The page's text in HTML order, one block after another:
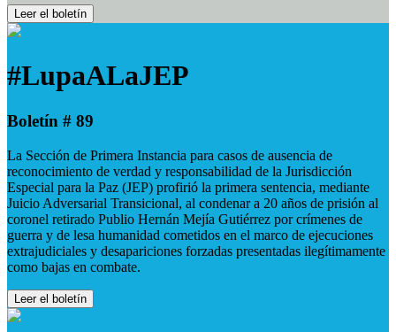
Leer el boletín
#LupaALaJEP
Boletín # 89
La Sección de Primera Instancia para casos de ausencia de
reconocimiento de verdad y responsabilidad de la Jurisdicción
Especial para la Paz (JEP) profirió la primera sentencia, mediante
Juicio Adversarial Transicional, al condenar a 20 años de prisión al
coronel retirado Publio Hernán Mejía Gutiérrez por crímenes de
guerra y de lesa humanidad cometidos en el marco de ejecuciones
extrajudiciales y desapariciones forzadas presentadas ilegítimamente
como bajas en combate.
Leer el boletín